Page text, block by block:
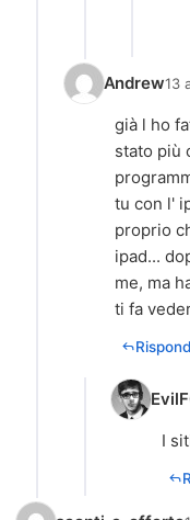
Andrew13
già l ho
stato più
tu con l'
proprio
ipad...
me, ma
ti fa
I